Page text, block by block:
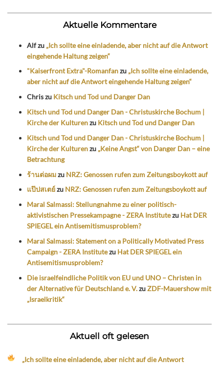
Aktuelle Kommentare
Alfzu „Ich sollte eine einladende, aber nicht auf die Antwort
eingehende Haltung zeigen“
"Kaiserfront Extra"-Romanfanzu „Ich sollte eine einladende,
aber nicht auf die Antwort eingehende Haltung zeigen“
Chriszu Kitsch und Tod und Danger Dan
Kitsch und Tod und Danger Dan - Christuskirche Bochum |
Kirche der Kulturenzu Kitsch und Tod und Danger Dan
Kitsch und Tod und Danger Dan - Christuskirche Bochum |
Kirche der Kulturenzu „Keine Angst“ von Danger Dan – eine
Betrachtung
ร้านต่อผมzu NRZ: Genossen rufen zum Zeitungsboykott auf
แป๊ปสเตย์zu NRZ: Genossen rufen zum Zeitungsboykott auf
Maral Salmassi: Stellungnahme zu einer politisch-
aktivistischen Pressekampagne - ZERA Institutezu Hat DER
SPIEGEL ein Antisemitismusproblem?
Maral Salmassi: Statement on a Politically Motivated Press
Campaign - ZERA Institutezu Hat DER SPIEGEL ein
Antisemitismusproblem?
Die israelfeindliche Politik von EU und UNO – Christen in
der Alternative für Deutschland e. V.zuZDF-Mauershow mit
„Israelkritik“
Aktuell oft gelesen
„Ich sollte eine einladende, aber nicht auf die Antwort